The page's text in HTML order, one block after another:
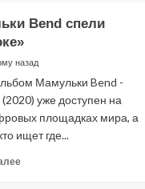
Bend спели
назад
Мамульки Bend -
уже доступен на
площадках мира, а
ищет где...
Прочитать